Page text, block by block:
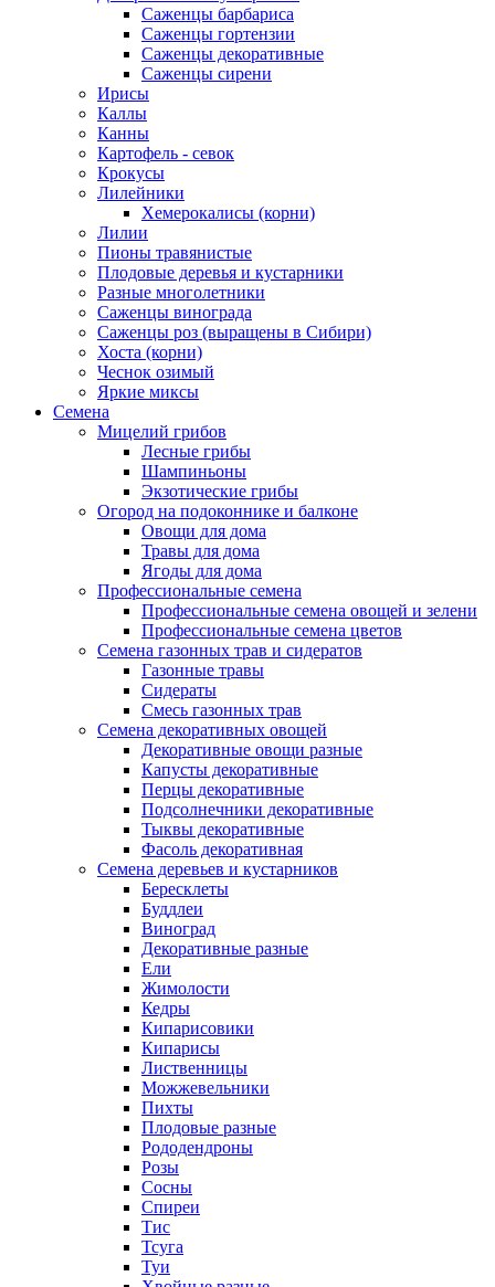
Саженцы барбариса
Саженцы гортензии
Саженцы декоративные
Саженцы сирени
Ирисы
Каллы
Канны
Картофель - севок
Крокусы
Лилейники
Хемерокалисы (корни)
Лилии
Пионы травянистые
Плодовые деревья и кустарники
Разные многолетники
Саженцы винограда
Саженцы роз (выращены в Сибири)
Хоста (корни)
Чеснок озимый
Яркие миксы
Семена
Мицелий грибов
Лесные грибы
Шампиньоны
Экзотические грибы
Огород на подоконнике и балконе
Овощи для дома
Травы для дома
Ягоды для дома
Профессиональные семена
Профессиональные семена овощей и зелени
Профессиональные семена цветов
Семена газонных трав и сидератов
Газонные травы
Сидераты
Смесь газонных трав
Семена декоративных овощей
Декоративные овощи разные
Капусты декоративные
Перцы декоративные
Подсолнечники декоративные
Тыквы декоративные
Фасоль декоративная
Семена деревьев и кустарников
Бересклеты
Буддлеи
Виноград
Декоративные разные
Ели
Жимолости
Кедры
Кипарисовики
Кипарисы
Лиственницы
Можжевельники
Пихты
Плодовые разные
Рододендроны
Розы
Сосны
Спиреи
Тис
Тсуга
Туи